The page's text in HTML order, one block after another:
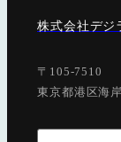
株式会社デジ
〒105-7510
東京都港区海